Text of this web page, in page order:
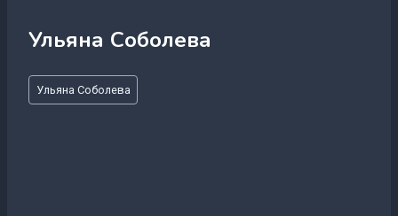
Ульяна Соболева
Метки
записи:
Ульяна Соболева